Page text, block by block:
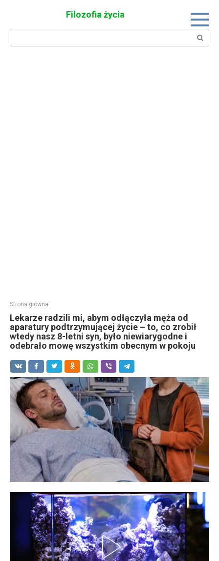
Filozofia życia
Search:
Strona główna
Lekarze radzili mi, abym odłączyła męża od
aparatury podtrzymującej życie – to, co zrobił
wtedy nasz 8-letni syn, było niewiarygodne i
odebrało mowę wszystkim obecnym w pokoju